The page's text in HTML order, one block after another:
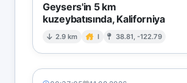
Geysers'in 5 km
kuzeybatısında, Kaliforniya
2.9 km I 38.81, -122.79